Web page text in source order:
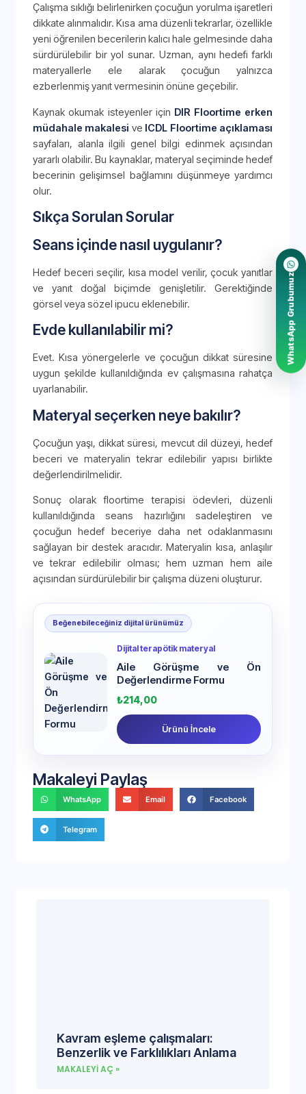
Çalışma sıklığı belirlenirken çocuğun yorulma işaretleri
dikkate alınmalıdır. Kısa ama düzenli tekrarlar, özellikle
yeni öğrenilen becerilerin kalıcı hale gelmesinde daha
sürdürülebilir bir yol sunar. Uzman, aynı hedefi farklı
materyallerle ele alarak çocuğun yalnızca
ezberlenmiş yanıt vermesinin önüne geçebilir.
Kaynak okumak isteyenler için DIR Floortime erken
müdahale makalesi ve ICDL Floortime açıklaması
sayfaları, alanla ilgili genel bilgi edinmek açısından
yararlı olabilir. Bu kaynaklar, materyal seçiminde hedef
becerinin gelişimsel bağlamını düşünmeye yardımcı
olur.
Sıkça Sorulan Sorular
Seans içinde nasıl uygulanır?
Hedef beceri seçilir, kısa model verilir, çocuk yanıtlar
ve yanıt doğal biçimde genişletilir. Gerektiğinde
görsel veya sözel ipucu eklenebilir.
Evde kullanılabilir mi?
Evet. Kısa yönergelerle ve çocuğun dikkat süresine
uygun şekilde kullanıldığında ev çalışmasına rahatça
uyarlanabilir.
Materyal seçerken neye bakılır?
Çocuğun yaşı, dikkat süresi, mevcut dil düzeyi, hedef
beceri ve materyalin tekrar edilebilir yapısı birlikte
değerlendirilmelidir.
Sonuç olarak floortime terapisi ödevleri, düzenli
kullanıldığında seans hazırlığını sadeleştiren ve
çocuğun hedef beceriye daha net odaklanmasını
sağlayan bir destek aracıdır. Materyalin kısa, anlaşılır
ve tekrar edilebilir olması; hem uzman hem aile
açısından sürdürülebilir bir çalışma düzeni oluşturur.
Beğenebileceğiniz dijital ürünümüz
Dijital terapötik materyal
Aile Görüşme ve Ön
Değerlendirme Formu
₺214,00
Ürünü İncele
Makaleyi Paylaş
WhatsApp Email Facebook
Telegram
Kavram eşleme çalışmaları:
Benzerlik ve Farklılıkları Anlama
MAKALEYI AÇ »
WhatsApp Grubumuz